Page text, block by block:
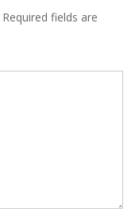
Required fields are